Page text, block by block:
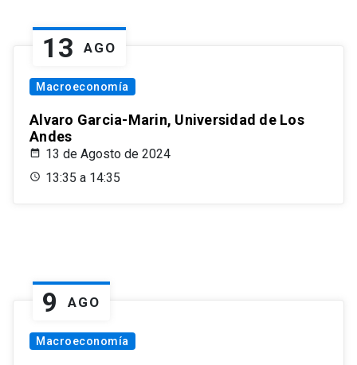
13 AGO
Macroeconomía
Alvaro Garcia-Marin, Universidad de Los
Andes
13 de Agosto de 2024
13:35 a 14:35
9 AGO
Macroeconomía